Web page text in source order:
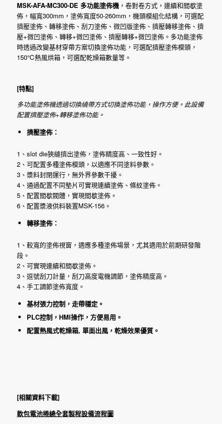
MSK-AFA-MC300-DE 多功能塗佈機，卷對卷方式，連續和間歇塗
佈，幅寬300mm，塗佈寬度50-260mm，機頭模組化結構，可選配
擠壓塗佈、轉移塗佈、刮刀塗佈、微凹版塗佈、擠壓轉移塗佈、擠
壓+微凹塗佈、轉移+微凹塗佈、擠壓轉移+微凹塗佈。多功能塗佈
時透過改變基材穿帶方案切換塗佈功能，可選配擠壓塗佈模頭，
150℃熱風烘箱，可選配乾燥箱數量等。
[特點]
多功能塗佈機透過切換繞帶方式切換塗佈功能，操作方便。此設備
配置擠壓塗佈+轉移塗佈功能。
擠壓塗佈：
1、slot die狹縫擠出塗佈，塗佈精度高、一致性好。
2、可配置多種塗佈模頭，以適應不同塗料參數。
3、漿料封閉運行，無外界參數干擾。
4、通過配置不同墊片可實現連續塗佈、條紋塗佈。
5、配置間歇閥體，實現間歇塗佈。
6、配置漿液供料裝置MSK-156。
轉移塗佈：
1、較寬的塗佈視窗，適應多種塗佈場景，尤其適用於前期研發階
段。
2、可實現連續和間歇塗佈。
3、逗號刮刀計量，刮刀高度電機調節，塗佈精度高。
4、手工調節塗佈寬度。
基材張力控制，走帶穩定。
PLC控制，HMI操作，方便易用。
配置熱風式乾燥箱, 單面出風，乾燥效果優質。
[相關資料下載]
軟包電池捲繞全套製程設備流程圖